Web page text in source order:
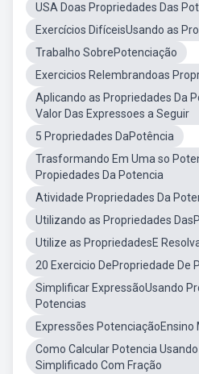
USA Doas Propriedades Das
Exercícios DifíceisUsando as
Trabalho SobrePotenciação
Exercicios Relembrandoas
Aplicando as Propriedades Da
Valor Das Expressoes a Seguir
5 Propriedades DaPotência
Trasformando Em Uma so
Propiedades Da Potencia
Atividade Propriedades Da
Utilizando as Propriedades
Utilize as PropriedadesE
20 Exercicio DePropriedade De
Simplificar ExpressãoUsando
Potencias
Expressões PotenciaçãoEnsino
Como Calcular Potencia
Simplificado Com Fração